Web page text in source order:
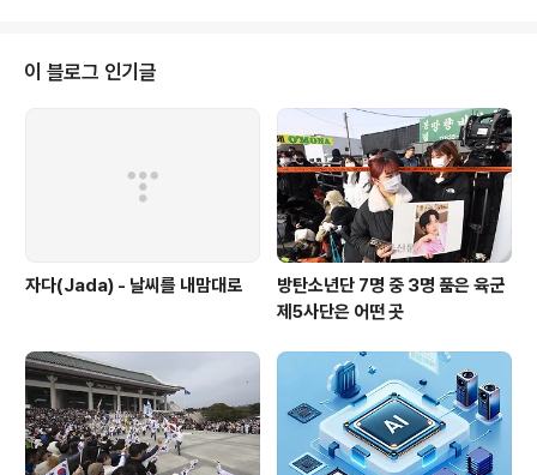
없는 정책이라면 그 의도가 선하든 악하든 상관없이 그 자
체로 나쁜 것이라고 할 수 있을 것이다. 과연 고향사랑기부
제도는 좋은 결과로 이어질 것인가. 고향사랑기부제도는
"개인이 특정 지방자치단체에 일정액을 기부하면 중앙정부
와 지방자치단체가 기부금 일부에 세액공제 혜택을 부여하
는 제도"라고 할 수 있다. 고향사랑기부제도는 원래..
이 블로그 인기글
자다(Jada) - 날씨를 내맘대로
방탄소년단 7명 중 3명 품은 육군
제5사단은 어떤 곳